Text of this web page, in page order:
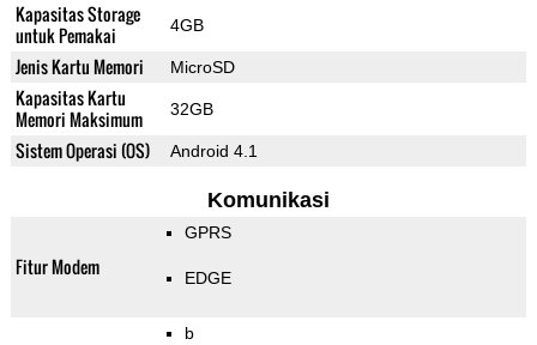
Kapasitas Storage
untuk Pemakai
4GB
Jenis Kartu Memori MicroSD
Kapasitas Kartu
Memori Maksimum
32GB
Sistem Operasi (OS) Android 4.1
Komunikasi
Fitur Modem
GPRS
EDGE
b